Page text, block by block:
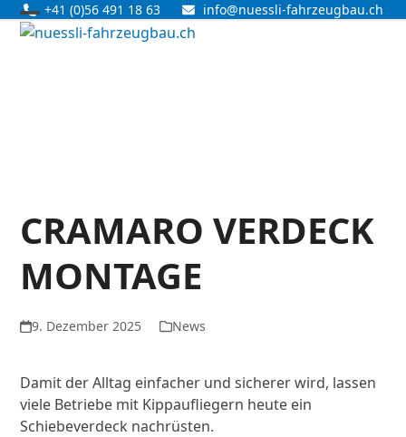
Skip
+41 (0)56 491 18 63 info@nuessli-fahrzeugbau.ch
Open
Close
CRAMARO VERDECK
MONTAGE
9. Dezember 2025 News
Damit der Alltag einfacher und sicherer wird, lassen
viele Betriebe mit Kippaufliegern heute ein
Schiebeverdeck nachrüsten.